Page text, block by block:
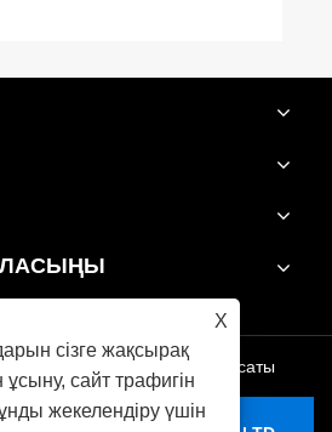
Құпиялылық саясаты
X
сізге жақсырақ
ұсыну, сайт трафигін
жекелендіру үшін